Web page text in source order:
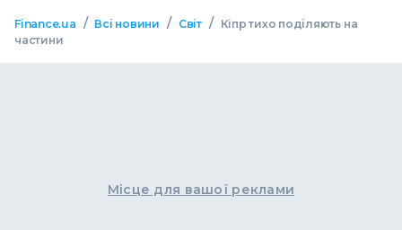
Finance.ua / Всі новини / Світ /
Кіпр тихо поділяють на
частини
Місце для вашої реклами